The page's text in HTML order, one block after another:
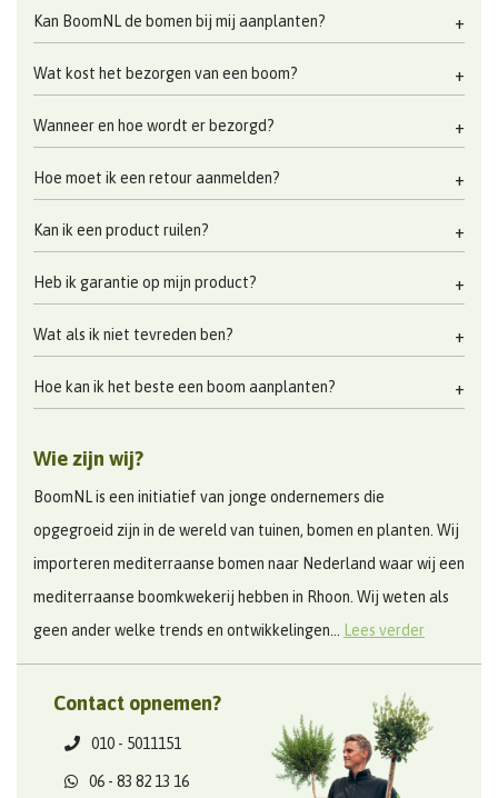
Kan BoomNL de bomen bij mij aanplanten?
Wat kost het bezorgen van een boom?
Wanneer en hoe wordt er bezorgd?
Hoe moet ik een retour aanmelden?
Kan ik een product ruilen?
Heb ik garantie op mijn product?
Wat als ik niet tevreden ben?
Hoe kan ik het beste een boom aanplanten?
Wie zijn wij?
BoomNL is een initiatief van jonge ondernemers die
opgegroeid zijn in de wereld van tuinen, bomen en planten. Wij
importeren mediterraanse bomen naar Nederland waar wij een
mediterraanse boomkwekerij hebben in Rhoon. Wij weten als
geen ander welke trends en ontwikkelingen... Lees verder
Contact opnemen?
010 - 5011151
06 - 83 82 13 16